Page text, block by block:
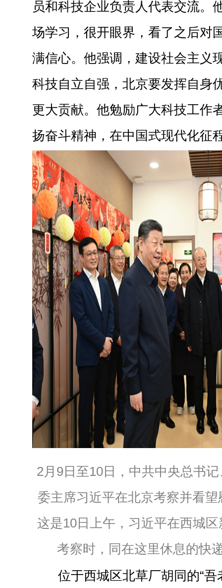
员和科技企业负责人代表交流。
场学习，很开眼界，看了之后对
满信心。他强调，建设社会主义
科技自立自强，北京要发挥自身
更大贡献。他勉励广大科技工作
扬奋斗精神，在中国式现代化征
2月9日至10日，中共中央总书
委主席习近平在北京考察并看
这是10日上午，习近平在西城
考察时，同在这里休息的快
位于西城区北草厂胡同的“吾